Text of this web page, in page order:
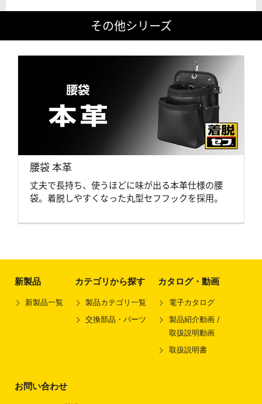
その他シリーズ
腰袋 本革
丈夫で長持ち、使うほどに味が出る本革仕様の腰
袋。着脱しやすくなった丸型セフフックを採用。
新製品
新製品一覧
カテゴリから探す
製品カテゴリ一覧
交換部品・パーツ
カタログ・動画
電子カタログ
製品紹介動画 /
取扱説明動画
取扱説明書
お問い合わせ